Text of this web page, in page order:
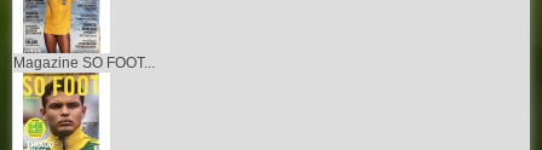
Magazine SO FOOT...